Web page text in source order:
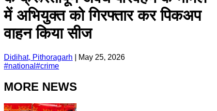
में अभियुक्त को गिरफ्तार कर पिकअप
वाहन किया सीज
Didihat, Pithoragarh
May 25, 2026
#national #crime
MORE NEWS